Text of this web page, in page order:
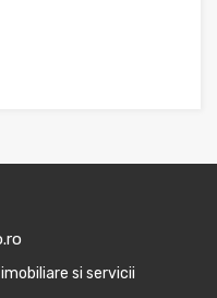
si servicii